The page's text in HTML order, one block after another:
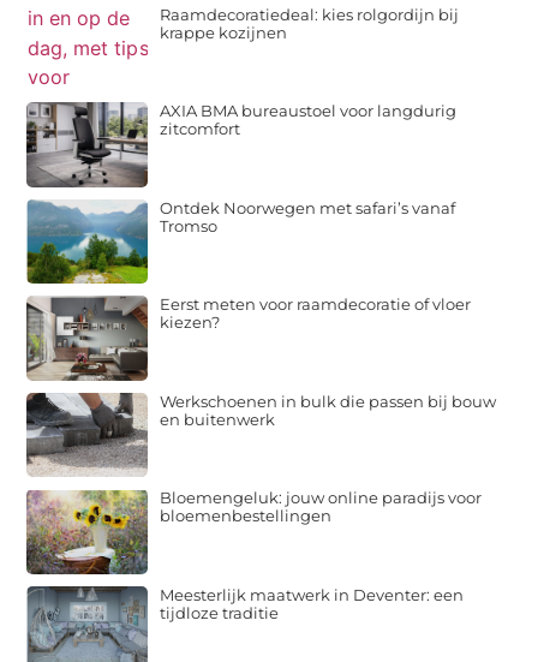
Raamdecoratiedeal: kies rolgordijn bij
krappe kozijnen
AXIA BMA bureaustoel voor langdurig
zitcomfort
Ontdek Noorwegen met safari’s vanaf
Tromso
Eerst meten voor raamdecoratie of vloer
kiezen?
Werkschoenen in bulk die passen bij bouw
en buitenwerk
Bloemengeluk: jouw online paradijs voor
bloemenbestellingen
Meesterlijk maatwerk in Deventer: een
tijdloze traditie